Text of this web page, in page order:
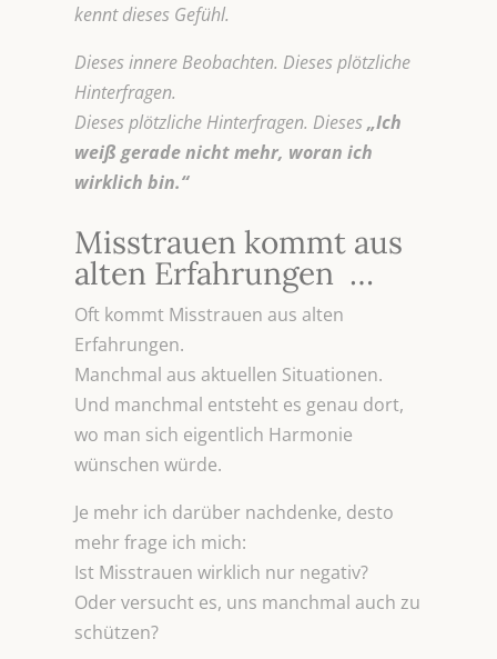
kennt dieses Gefühl.
Dieses innere Beobachten. Dieses plötzliche
Hinterfragen.
Dieses plötzliche Hinterfragen. Dieses„Ich
weiß gerade nicht mehr, woran ich
wirklich bin.“
Misstrauen kommt aus
alten Erfahrungen …
Oft kommt Misstrauen aus alten
Erfahrungen.
Manchmal aus aktuellen Situationen.
Und manchmal entsteht es genau dort,
wo man sich eigentlich Harmonie
wünschen würde.
Je mehr ich darüber nachdenke, desto
mehr frage ich mich:
Ist Misstrauen wirklich nur negativ?
Oder versucht es, uns manchmal auch zu
schützen?